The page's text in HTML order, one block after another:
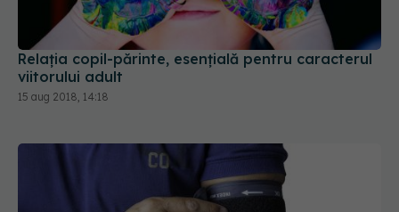
Relaţia copil-părinte, esenţială pentru caracterul
viitorului adult
15 aug 2018, 14:18